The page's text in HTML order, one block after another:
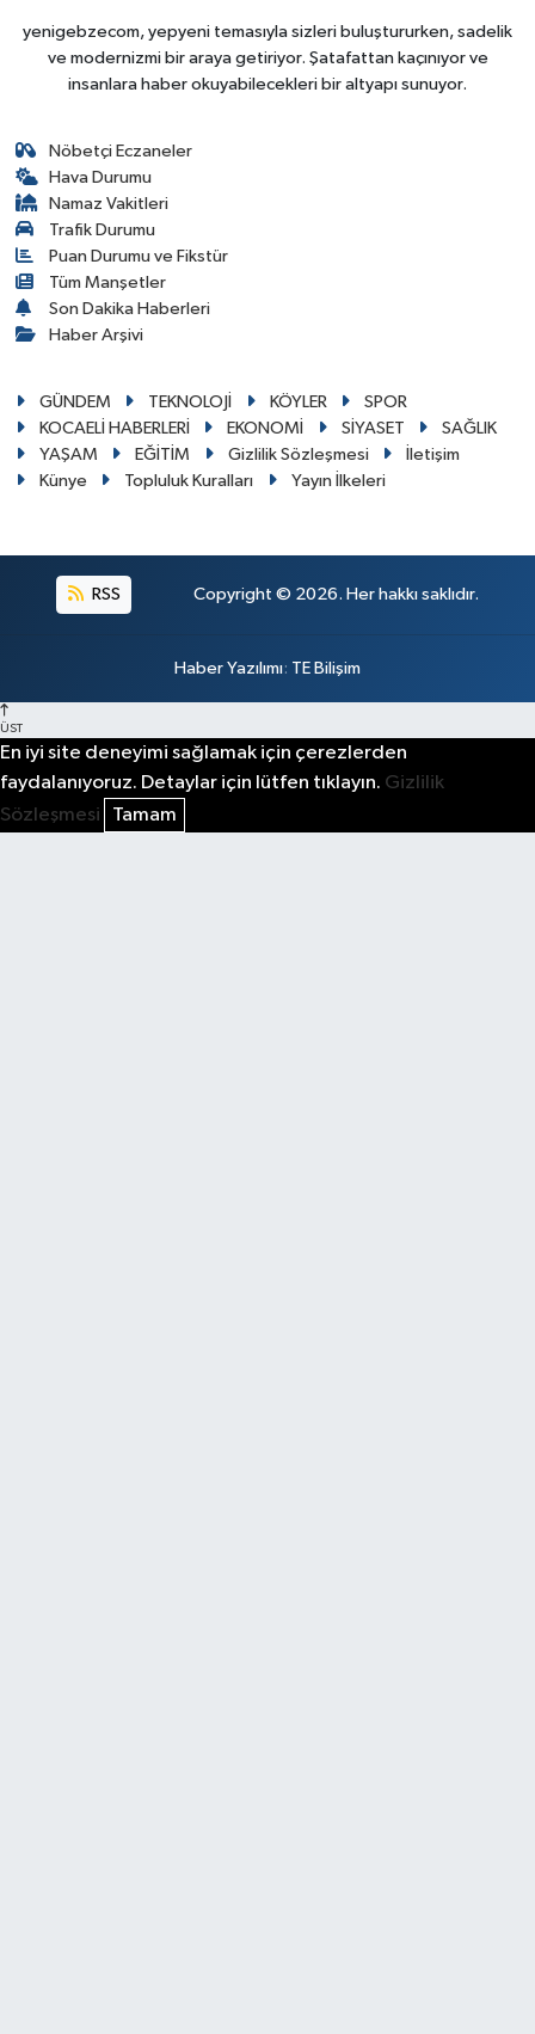
yenigebzecom, yepyeni temasıyla sizleri buluştururken, sadelik
ve modernizmi bir araya getiriyor. Şatafattan kaçınıyor ve
insanlara haber okuyabilecekleri bir altyapı sunuyor.
Nöbetçi Eczaneler
Hava Durumu
Namaz Vakitleri
Trafik Durumu
Puan Durumu ve Fikstür
Tüm Manşetler
Son Dakika Haberleri
Haber Arşivi
GÜNDEM TEKNOLOJİ KÖYLER
SPOR
KOCAELİ HABERLERİ
EKONOMİ SİYASET
SAĞLIK
YAŞAM
EĞİTİM Gizlilik Sözleşmesi
İletişim
Künye
Topluluk Kuralları Yayın İlkeleri
RSS Copyright © 2026. Her hakkı saklıdır.
Haber Yazılımı: TE Bilişim
ÜST
En iyi site deneyimi sağlamak için çerezlerden
faydalanıyoruz. Detaylar için lütfen tıklayın. Gizlilik
Sözleşmesi
Tamam